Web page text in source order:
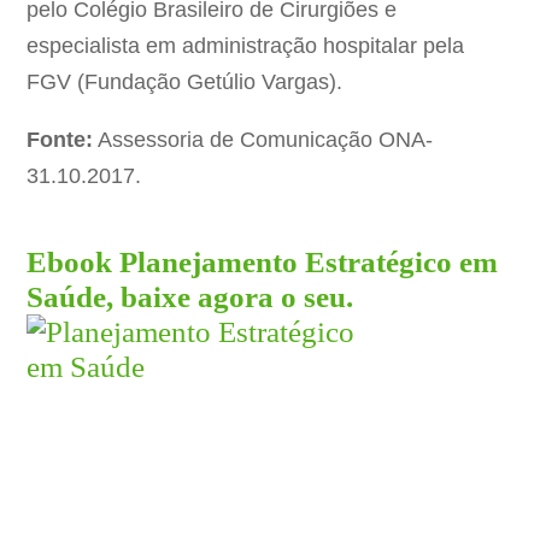
pelo Colégio Brasileiro de Cirurgiões e
especialista em administração hospitalar pela
FGV (Fundação Getúlio Vargas).
Fonte: Assessoria de Comunicação ONA-
31.10.2017.
Ebook Planejamento Estratégico em
Saúde, baixe agora o seu.